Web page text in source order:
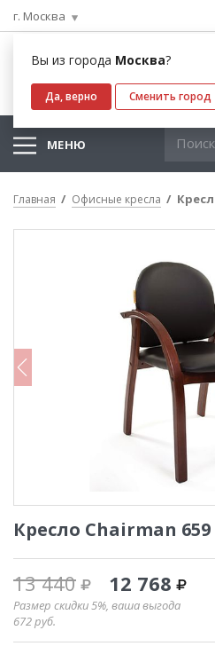
г. Москва
Вы из города Москва?
Да, верно Сменить город
МЕНЮ
Главная Офисные кресла
Кресло Chairman
13 440 12 768
Размер скидки 5%, ваша выгода
672руб.